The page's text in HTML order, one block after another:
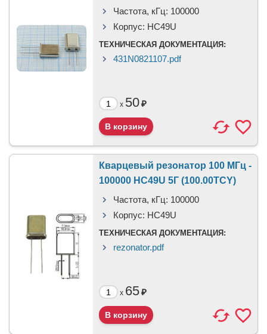
Частота, кГц: 100000
Корпус: HC49U
ТЕХНИЧЕСКАЯ ДОКУМЕНТАЦИЯ:
431N0821107.pdf
x 50₽
Кварцевый резонатор 100 МГц -
100000 HC49U 5Г (100.00TCY)
Частота, кГц: 100000
Корпус: HC49U
ТЕХНИЧЕСКАЯ ДОКУМЕНТАЦИЯ:
rezonator.pdf
x 65₽